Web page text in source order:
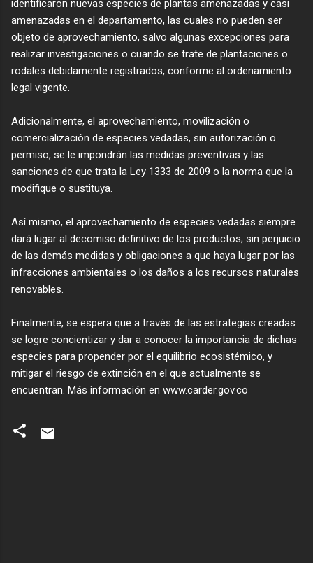
identificaron nuevas especies de plantas amenazadas y casi
amenazadas en el departamento, las cuales no pueden ser
objeto de aprovechamiento, salvo algunas excepciones para
realizar investigaciones o cuando se trate de plantaciones o
rodales debidamente registrados, conforme al ordenamiento
legal vigente.
Adicionalmente, el aprovechamiento, movilización o
comercialización de especies vedadas, sin autorización o
permiso, se le impondrán las medidas preventivas y las
sanciones de que trata la Ley 1333 de 2009 o la norma que la
modifique o sustituya.
Así mismo, el aprovechamiento de especies vedadas siempre
dará lugar al decomiso definitivo de los productos; sin perjuicio
de las demás medidas y obligaciones a que haya lugar por las
infracciones ambientales o los daños a los recursos naturales
renovables.
Finalmente, se espera que a través de las estrategias creadas
se logre concientizar y dar a conocer la importancia de dichas
especies para propender por el equilibrio ecosistémico, y
mitigar el riesgo de extinción en el que actualmente se
encuentran. Más información en www.carder.gov.co
economictvpereiraat livestream.com